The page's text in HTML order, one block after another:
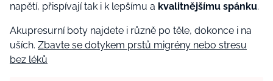
napětí, přispívají tak i k lepšímu a kvalitnějšímu spánku.
Akupresurní boty najdete i různě po těle, dokonce i na
uších. Zbavte se dotykem prstů migrény nebo stresu
bez léků